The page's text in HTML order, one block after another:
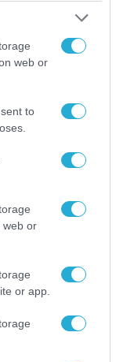
web or
to
web or
or app.
ανάρτηση
τον
– Ο λόγος της